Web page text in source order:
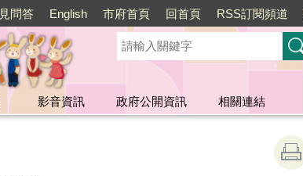
問答 English 市府首頁 回首頁 RSS訂閱頻道
影音資訊 政府公開資訊
相關連結